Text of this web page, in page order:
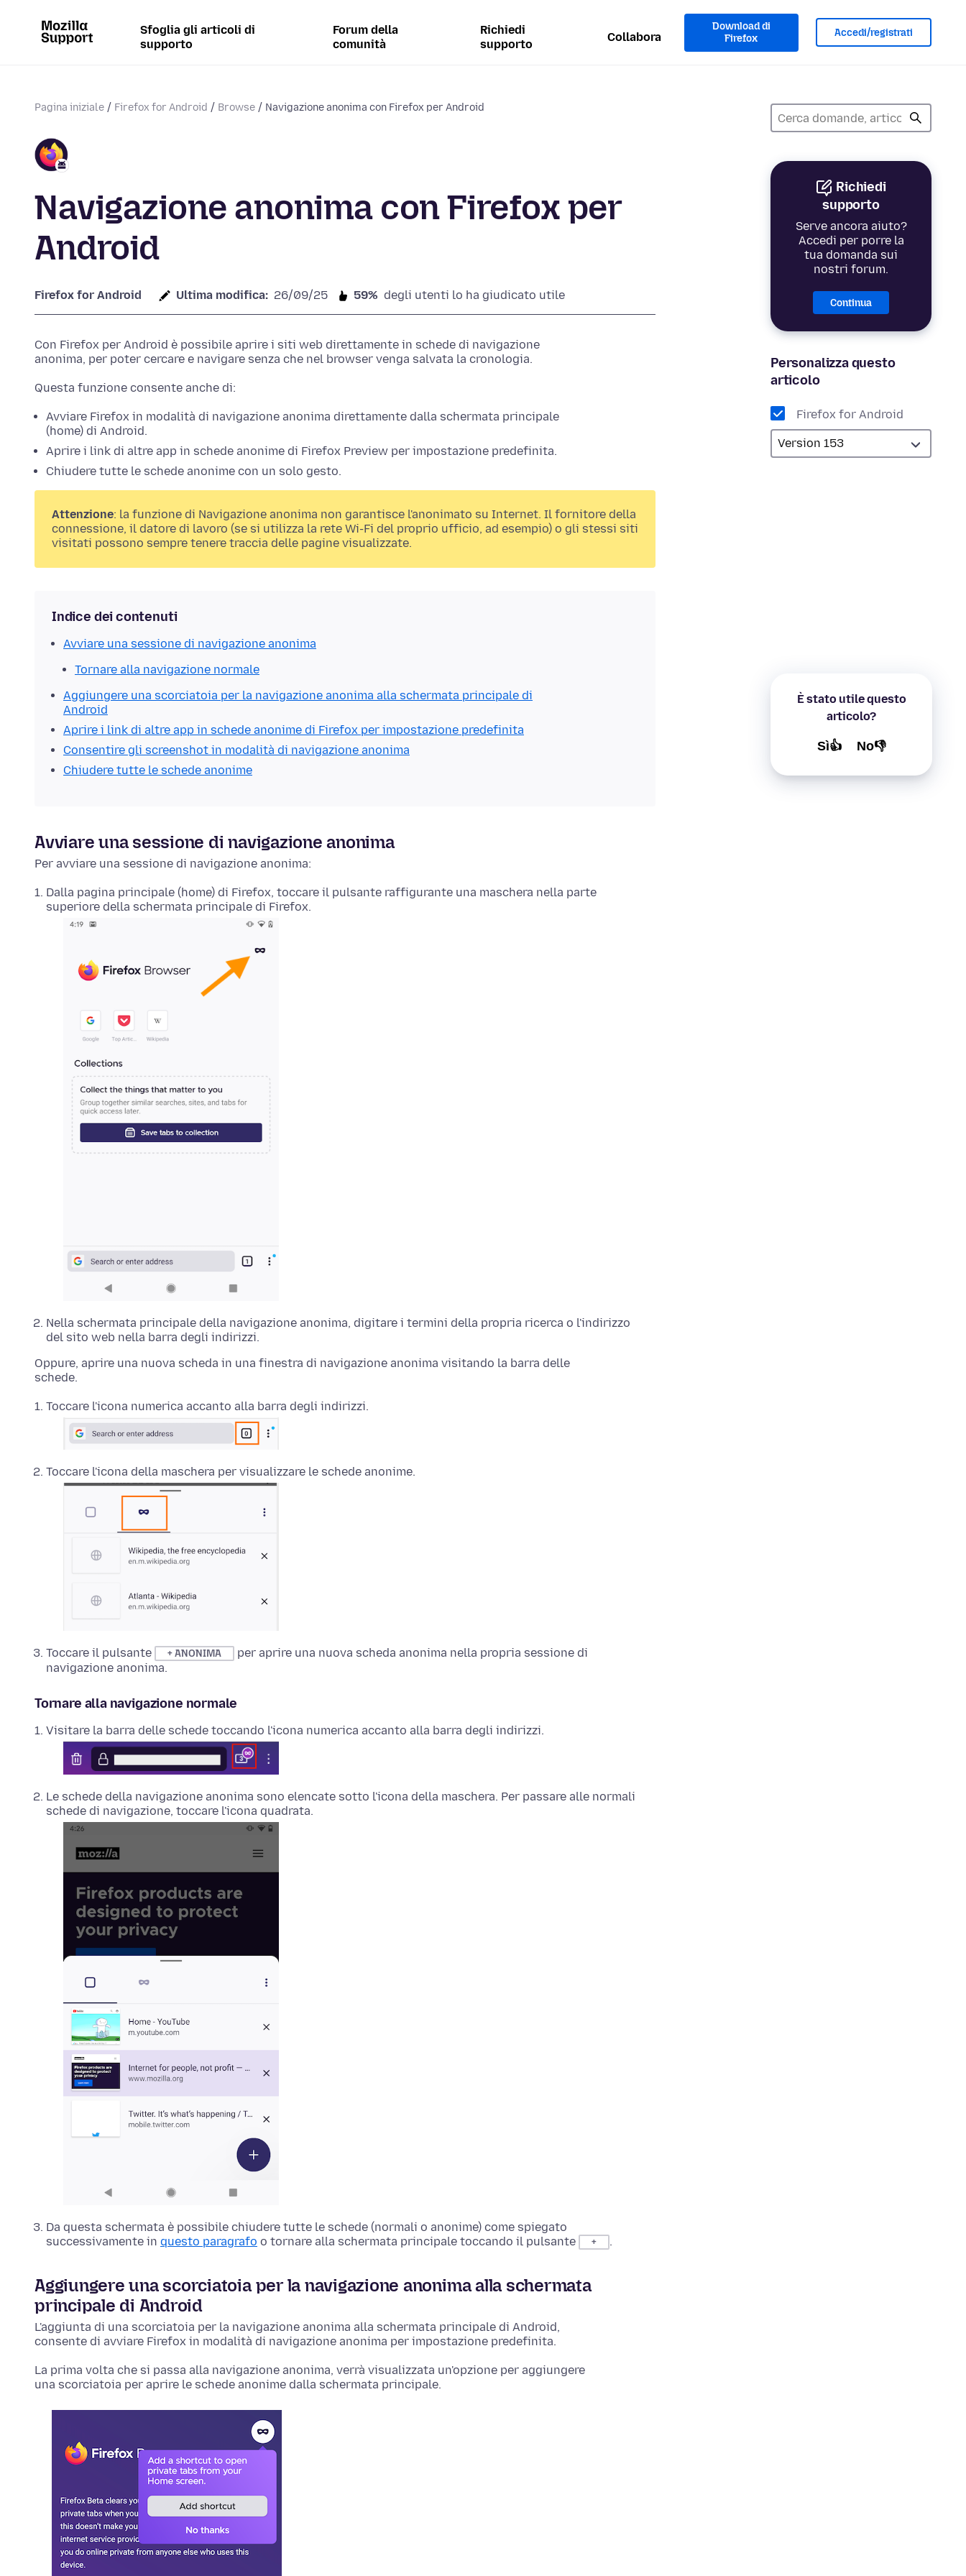
Sfoglia gli articoli di
supporto
Forum della
comunità
Richiedi
supporto
Collabora
Download di
Firefox
Accedi/registrati
Pagina iniziale Firefox for Android Browse Navigazione anonima con Firefox per Android
Richiedi
supporto
Serve ancora aiuto?
Accedi per porre la
tua domanda sui
nostri forum.
Continua
Personalizza questo
articolo
Firefox for Android
È stato utile questo
articolo?
Sì👍 No👎
Navigazione anonima con Firefox per
Android
Firefox for Android Ultima modifica: 26/09/25 59% degli utenti lo ha giudicato utile
Con Firefox per Android è possibile aprire i siti web direttamente in schede di navigazione
anonima, per poter cercare e navigare senza che nel browser venga salvata la cronologia.
Questa funzione consente anche di:
Avviare Firefox in modalità di navigazione anonima direttamente dalla schermata principale
(home) di Android.
Aprire i link di altre app in schede anonime di Firefox Preview per impostazione predefinita.
Chiudere tutte le schede anonime con un solo gesto.
Attenzione: la funzione di Navigazione anonima non garantisce l'anonimato su Internet. Il fornitore della
connessione, il datore di lavoro (se si utilizza la rete Wi-Fi del proprio ufficio, ad esempio) o gli stessi siti
visitati possono sempre tenere traccia delle pagine visualizzate.
Indice dei contenuti
Avviare una sessione di navigazione anonima
Tornare alla navigazione normale
Aggiungere una scorciatoia per la navigazione anonima alla schermata principale di
Android
Aprire i link di altre app in schede anonime di Firefox per impostazione predefinita
Consentire gli screenshot in modalità di navigazione anonima
Chiudere tutte le schede anonime
Avviare una sessione di navigazione anonima
Per avviare una sessione di navigazione anonima:
Dalla pagina principale (home) di Firefox, toccare il pulsante raffigurante una maschera nella parte
superiore della schermata principale di Firefox.
Nella schermata principale della navigazione anonima, digitare i termini della propria ricerca o l'indirizzo
del sito web nella barra degli indirizzi.
Oppure, aprire una nuova scheda in una finestra di navigazione anonima visitando la barra delle
schede.
Toccare l'icona numerica accanto alla barra degli indirizzi.
Toccare l'icona della maschera per visualizzare le schede anonime.
Toccare il pulsante + ANONIMA
per aprire una nuova scheda anonima nella propria sessione di
navigazione anonima.
Tornare alla navigazione normale
Visitare la barra delle schede toccando l'icona numerica accanto alla barra degli indirizzi.
Le schede della navigazione anonima sono elencate sotto l'icona della maschera. Per passare alle normali
schede di navigazione, toccare l'icona quadrata.
Da questa schermata è possibile chiudere tutte le schede (normali o anonime) come spiegato
successivamente in questo paragrafo o tornare alla schermata principale toccando il pulsante + .
Aggiungere una scorciatoia per la navigazione anonima alla schermata
principale di Android
L'aggiunta di una scorciatoia per la navigazione anonima alla schermata principale di Android,
consente di avviare Firefox in modalità di navigazione anonima per impostazione predefinita.
La prima volta che si passa alla navigazione anonima, verrà visualizzata un'opzione per aggiungere
una scorciatoia per aprire le schede anonime dalla schermata principale.